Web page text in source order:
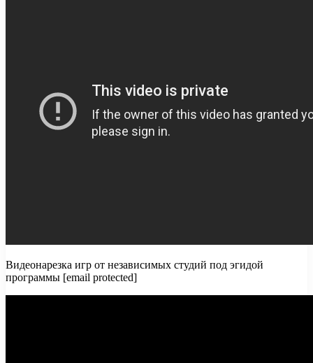
Видеонарезка игр от независимых студий под эгидой
программы [email protected]